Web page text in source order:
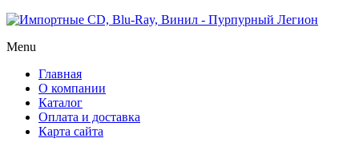
Menu
Главная
О компании
Каталог
Оплата и доставка
Карта сайта